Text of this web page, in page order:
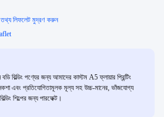
তথ্য লিফলেট মুদ্রণ করুন
বিল্ডিং পণ্যের জন্য আমাদের কাস্টম A5 ফ্লায়ার প্রিন্টিং
এবং প্রতিযোগিতামূলক মূল্য সহ উচ্চ-মানের, ভাঁজযোগ্য
শিল্পের জন্য পারফেক্ট।